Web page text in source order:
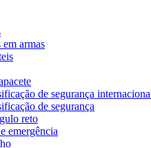
armas
de segurança
de segurança
reto
emergência